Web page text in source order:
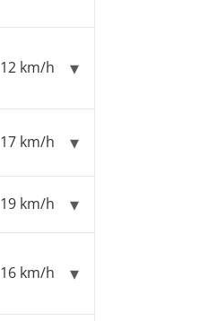
12 km/h
17 km/h
19 km/h
16 km/h